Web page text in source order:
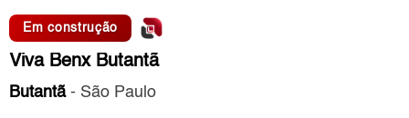
Em construção
Viva Benx Butantã
Butantã- São Paulo